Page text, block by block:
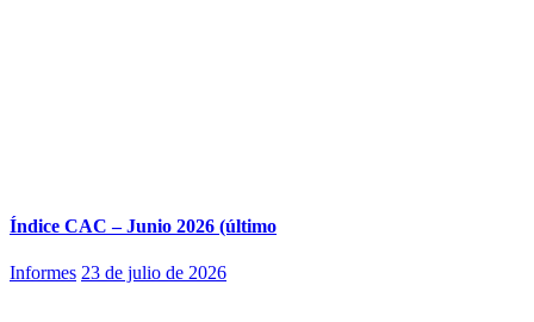
Índice CAC – Junio 2026 (último
Informes 23 de julio de 2026